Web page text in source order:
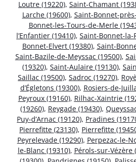
Loutre (19220), Saint-Chamant
Larche (19600), Saint-Bonnet-
Bonnet-les-Tours-de-Merle
l’Enfantier (19410), Saint-Bonnet-la-
Bonnet-Elvert (19380), Saint-
Saint-Bazile-de-Meyssac (19500),
(19320), Saint-Aulaire (19130),
Saillac (19500), Sadroc (19270),
d’Égletons (19300), Rosiers-de-
Peyroux (19160), Rilhac-Xaintrie
(19260), Reygade (19430),
Puy-d’Arnac (19120), Pradines
Pierrefitte (23130), Pierrefitte
Peyrelevade (19290), Perpezac-le-
le-Blanc (19310), Pérols-sur-Vézère